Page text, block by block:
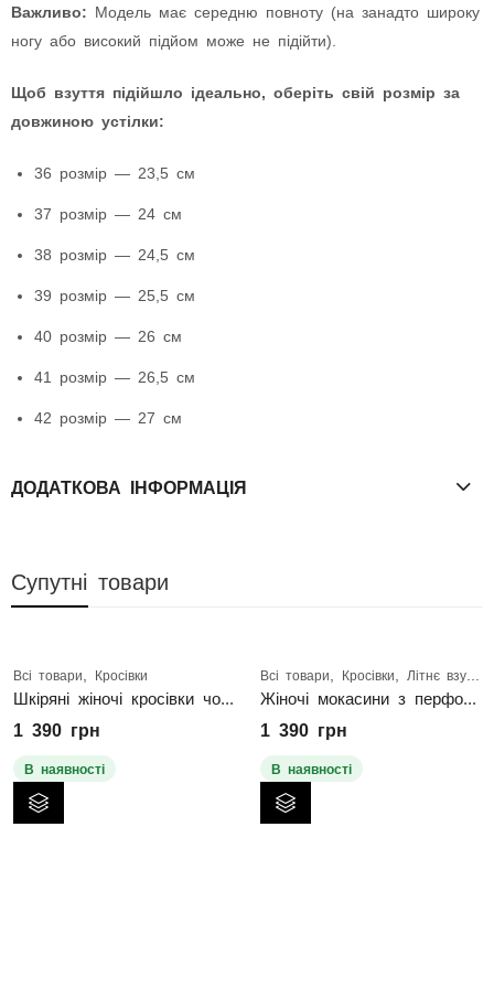
Важливо: Модель має середню повноту (на занадто широку
ногу або високий підйом може не підійти).
Щоб взуття підійшло ідеально, оберіть свій розмір за
довжиною устілки:
36 розмір — 23,5 см
37 розмір — 24 см
38 розмір — 24,5 см
39 розмір — 25,5 см
40 розмір — 26 см
41 розмір — 26,5 см
42 розмір — 27 см
ДОДАТКОВА ІНФОРМАЦІЯ
Супутні товари
Всі товари Кросівки
1 390 грн
В наявності
Всі товари Кросівки Літнє взуття
1 390 грн
В наявності